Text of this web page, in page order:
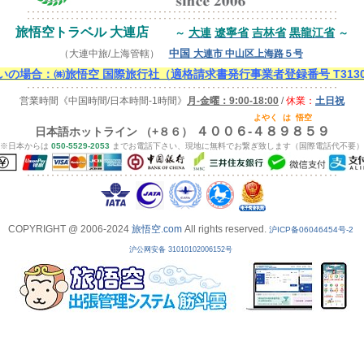
旅悟空トラベル 大連店 ～ 大連 遼寧省 吉林省 黒龍江省～
（大連中旅/上海管轄） 中国 大連市 中山区上海路５号
場合：㈱旅悟空 国際旅行社（適格請求書発行事業者登録番号
営業時間 《中国時間/日本時間-1時間》 月-金曜：9:00-18:00 /休業： 土日祝
よやく は 悟空
日本語ホットライン （+８６） ４００６-４８９８５９
※日本からは 050-5529-2053 までお電話下さい、現地に無料でお繋ぎ致します（国際電話代不要）
COPYRIGHT @ 2006-2024 旅悟空.com All rights reserved. 沪ICP备06046454号-2
沪公网安备 31010102006152号